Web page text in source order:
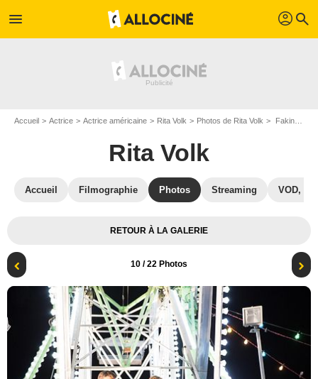
menu profil search
Accueil Actrice Actrice américaine Rita Volk Photos de Rita Volk Faking It : Photo Rita Volk
Rita Volk
Accueil Filmographie Photos Streaming VOD,
RETOUR À LA GALERIE
10 / 22 Photos